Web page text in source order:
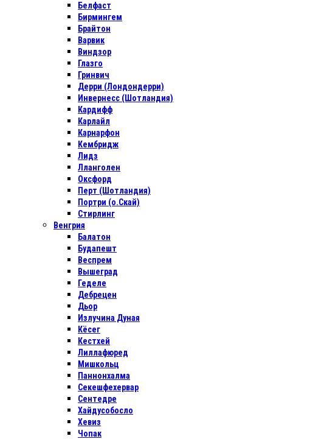
Белфаст
Бирмингем
Брайтон
Варвик
Виндзор
Глазго
Гринвич
Дерри (Лондондерри)
Инвернесс (Шотландия)
Кардифф
Карлайл
Карнарфон
Кембридж
Лидз
Лланголен
Оксфорд
Перт (Шотландия)
Портри (о.Скай)
Стирлинг
Венгрия
Балатон
Будапешт
Веспрем
Вышеград
Геделе
Дебрецен
Дьор
Излучина Дуная
Кёсег
Кестхей
Лиллафюред
Мишкольц
Паннонхалма
Секешфехервар
Сентедре
Хайдусобосло
Хевиз
Чопак